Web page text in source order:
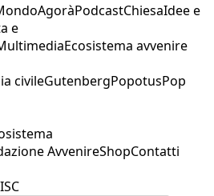
AgoràPodcastChiesaIdee e
e
Ecosistema avvenire
civileGutenbergPopotusPop
AvvenireShopContatti